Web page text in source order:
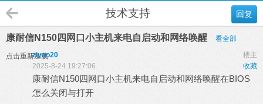
回复
技术支持
康耐信N150四网口小主机来电自启动和网络唤醒 看全部
点击重新加载 楼主
ziyao20
收藏
2025-8-24 19:27:06
康耐信N150四网口小主机来电自启动和网络唤醒在BIOS
怎么关闭与打开